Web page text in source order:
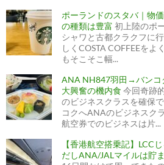
ポーランドのスタバ｜物
の種類は豊富 初上陸のポ
シャワと古都クラクフに
しくCOSTA COFFEEを
もそこそこ幅...
ANA NH847羽田→バンコ
大興奮の機内食 今回奇跡
のビジネスクラスを確保
コクへANAのビジネスク
航空券でのビジネスは片...
【香港航空搭乗記】LCC
だしANA/JALマイルは貯